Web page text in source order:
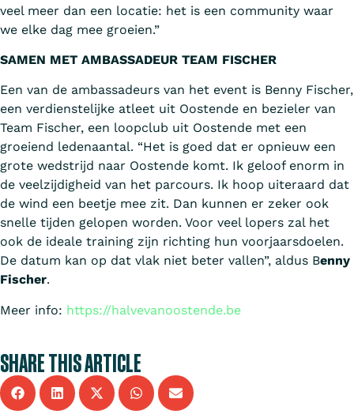
veel meer dan een locatie: het is een community waar
we elke dag mee groeien.”
SAMEN MET AMBASSADEUR TEAM FISCHER
Een van de ambassadeurs van het event is Benny Fischer,
een verdienstelijke atleet uit Oostende en bezieler van
Team Fischer, een loopclub uit Oostende met een
groeiend ledenaantal. “Het is goed dat er opnieuw een
grote wedstrijd naar Oostende komt. Ik geloof enorm in
de veelzijdigheid van het parcours. Ik hoop uiteraard dat
de wind een beetje mee zit. Dan kunnen er zeker ook
snelle tijden gelopen worden. Voor veel lopers zal het
ook de ideale training zijn richting hun voorjaarsdoelen.
De datum kan op dat vlak niet beter vallen”, aldus Benny
Fischer.
Meer info: https://halvevanoostende.be
SHARE THIS ARTICLE